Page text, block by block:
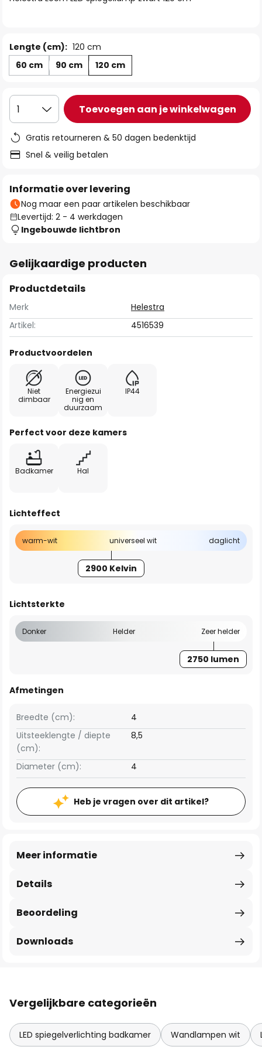
Lengte (cm): 120 cm
60 cm
90 cm 120 cm
1 Toevoegen aan je winkelwagen
Gratis retourneren & 50 dagen bedenktijd
Snel & veilig betalen
Informatie over levering
Nog maar een paar artikelen beschikbaar
Levertijd: 2 - 4 werkdagen
Ingebouwde lichtbron
Gelijkaardige producten
Productdetails
Merk
Helestra
Artikel:
4516539
Productvoordelen
Niet
dimbaar
Energiezui
nig en
duurzaam
IP44
Perfect voor deze kamers
Badkamer Hal
Lichteffect
warm-wit universeel wit daglicht
2900 Kelvin
Lichtsterkte
Donker Helder Zeer helder
2750 lumen
Afmetingen
Breedte (cm):
4
Uitsteeklengte / diepte
(cm):
8,5
Diameter (cm): 4
Heb je vragen over dit artikel?
Details
Meer informatie
Beoordeling
Downloads
Vergelijkbare categorieën
LED spiegelverlichting badkamer Wandlampen wit